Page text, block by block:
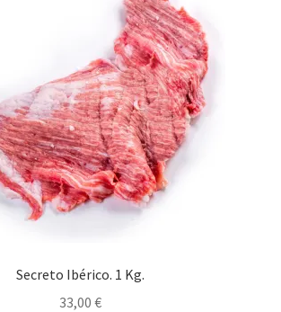
Secreto Ibérico. 1 Kg.
33,00 €